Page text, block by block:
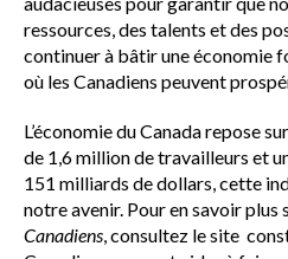
ressources, des talents et des
continuer à bâtir une économie
où les Canadiens peuvent
L’économie du Canada repose
de 1,6 million de travailleurs et
151 milliards de dollars, cette
notre avenir. Pour en savoir plus
Canadiens , consultez le site